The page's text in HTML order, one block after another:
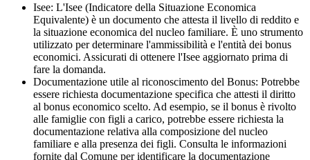
Isee: L'Isee (Indicatore della Situazione Economica
Equivalente) è un documento che attesta il livello di reddito e
la situazione economica del nucleo familiare. È uno strumento
utilizzato per determinare l'ammissibilità e l'entità dei bonus
economici. Assicurati di ottenere l'Isee aggiornato prima di
fare la domanda.
Documentazione utile al riconoscimento del Bonus: Potrebbe
essere richiesta documentazione specifica che attesti il diritto
al bonus economico scelto. Ad esempio, se il bonus è rivolto
alle famiglie con figli a carico, potrebbe essere richiesta la
documentazione relativa alla composizione del nucleo
familiare e alla presenza dei figli. Consulta le informazioni
fornite dal Comune per identificare la documentazione